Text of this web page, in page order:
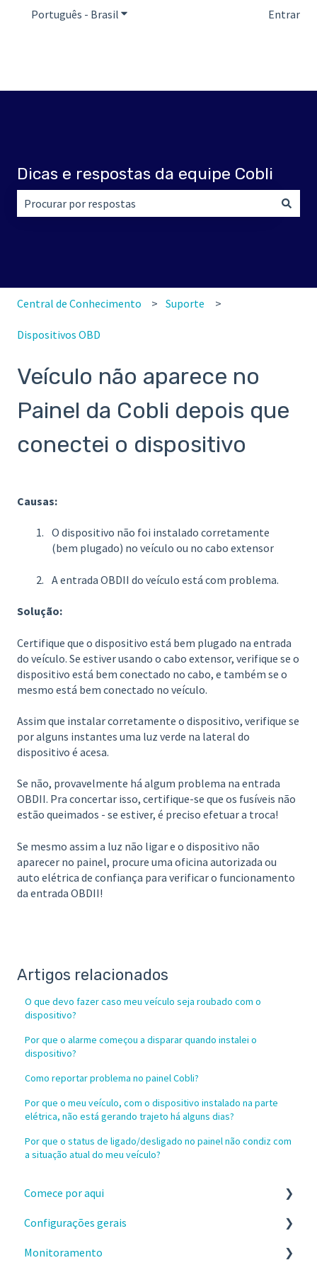
Português - Brasil Mostrar submenu para traduçõesEntrar
Dicas e respostas da equipe Cobli
Central de Conhecimento Suporte
Dispositivos OBD
Veículo não aparece no
Painel da Cobli depois que
conectei o dispositivo
Causas:
O dispositivo não foi instalado corretamente
(bem plugado) no veículo ou no cabo extensor
A entrada OBDII do veículo está com problema.
Solução:
Certifique que o dispositivo está bem plugado na entrada
do veículo. Se estiver usando o cabo extensor, verifique se o
dispositivo está bem conectado no cabo, e também se o
mesmo está bem conectado no veículo.
Assim que instalar corretamente o dispositivo, verifique se
por alguns instantes uma luz verde na lateral do
dispositivo é acesa.
Se não, provavelmente há algum problema na entrada
OBDII. Pra concertar isso, certifique-se que os fusíveis não
estão queimados - se estiver, é preciso efetuar a troca!
Se mesmo assim a luz não ligar e o dispositivo não
aparecer no painel, procure uma oficina autorizada ou
auto elétrica de confiança para verificar o funcionamento
da entrada OBDII!
Artigos relacionados
O que devo fazer caso meu veículo seja roubado com o
dispositivo?
Por que o alarme começou a disparar quando instalei o
dispositivo?
Como reportar problema no painel Cobli?
Por que o meu veículo, com o dispositivo instalado na parte
elétrica, não está gerando trajeto há alguns dias?
Por que o status de ligado/desligado no painel não condiz com
a situação atual do meu veículo?
Comece por aqui
Instalação e recebimento dos dispositivos
Configure a sua conta no painel da Cobli
Configurações gerais
Configurações
Monitoramento